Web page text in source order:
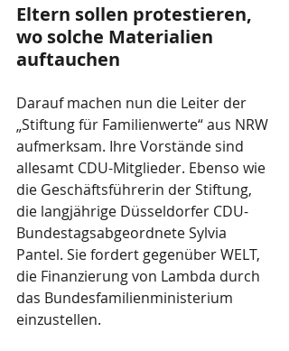
Eltern sollen protestieren,
wo solche Materialien
auftauchen
Darauf machen nun die Leiter der
„Stiftung für Familienwerte“ aus NRW
aufmerksam. Ihre Vorstände sind
allesamt CDU-Mitglieder. Ebenso wie
die Geschäftsführerin der Stiftung,
die langjährige Düsseldorfer CDU-
Bundestagsabgeordnete Sylvia
Pantel. Sie fordert gegenüber WELT,
die Finanzierung von Lambda durch
das Bundesfamilienministerium
einzustellen.